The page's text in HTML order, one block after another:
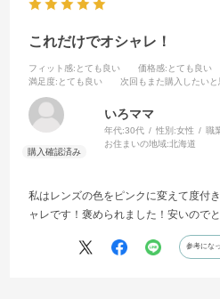
これだけでオシャレ！
フィット感:とても良い 価格感:とても良い
満足度:とても良い 次回もまた購入したい
いろママ
年代:30代 性別:女性 職
お住まいの地域:北海道
私はレンズの色をピンクに変えて度付
ャレです！褒められました！安いので
参考にな